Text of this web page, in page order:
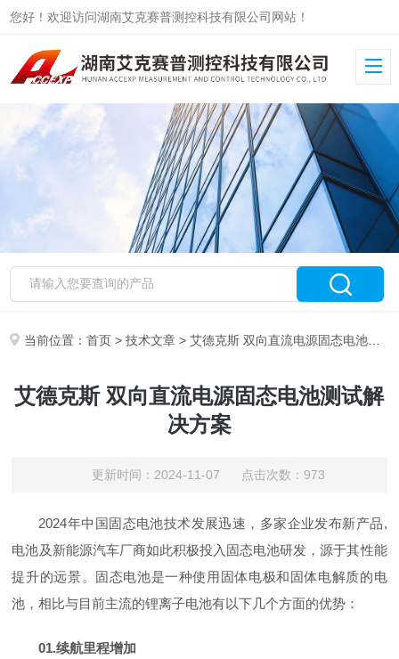
您好！欢迎访问湖南艾克赛普测控科技有限公司网站！
当前位置：首页 >技术文章 > 艾德克斯 双向直流电源固态电池测试解决方案
艾德克斯 双向直流电源固态电池测试解
决方案
更新时间：2024-11-07 点击次数：973
2024年中国固态电池技术发展迅速，多家企业发布新产品,
电池及新能源汽车厂商如此积极投入固态电池研发，源于其性能
提升的远景。固态电池是一种使用固体电极和固体电解质的电
池，相比与目前主流的锂离子电池有以下几个方面的优势：
01.续航里程增加